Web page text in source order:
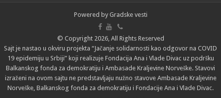
Powered by Gradske vesti
© Copyright 2026, All Rights Reserved
Sajt je nastao u okviru projekta “Jačanje solidarnosti kao odgovor na COVID
19 epidemiju u Srbiji” koji realizuje Fondacija Ana i Vlade Divac uz podršku
Balkanskog fonda za demokratiju i Ambasade Kraljevine Norveške. Stavovi
izraženi na ovom sajtu ne predstavljaju nužno stavove Ambasade Kraljevine
Norveške, Balkanskog fonda za demokratiju i Fondacije Ana i Vlade Divac.